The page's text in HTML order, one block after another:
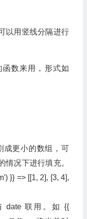
以用竖线分隔进行
数来用，形式如
成更小的数组，可
情况下进行填充。
}} => [[1, 2], [3, 4],
date 联用。如 {{